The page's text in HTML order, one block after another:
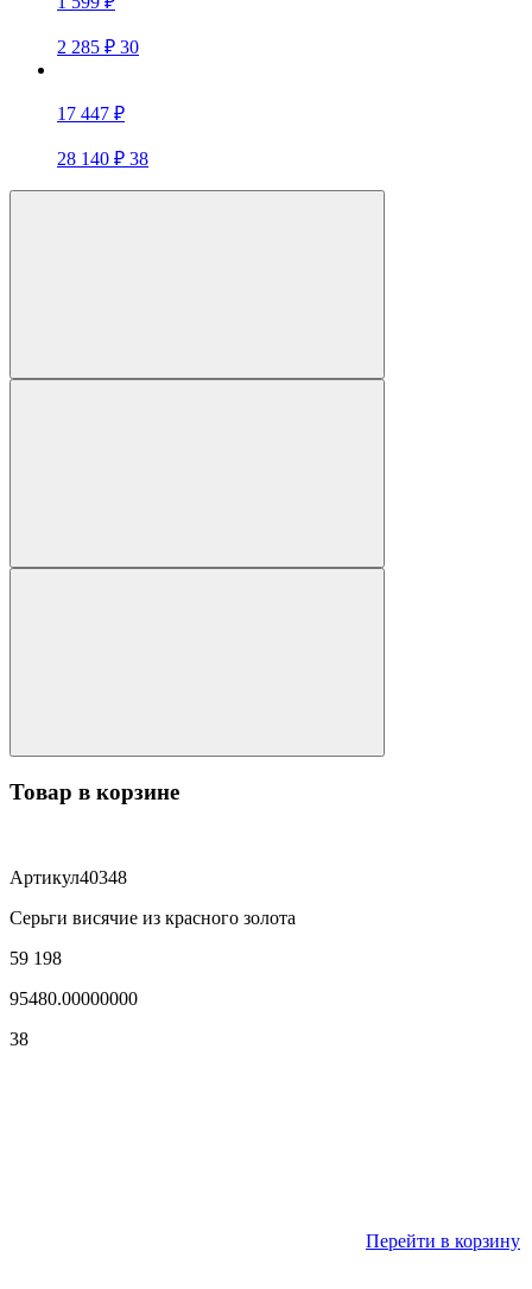
2 285 ₽ 30
17 447 ₽
28 140 ₽ 38
Товар в корзине
Артикул40348
Серьги висячие из красного золота
59 198
95480.00000000
38
Перейти в корзину